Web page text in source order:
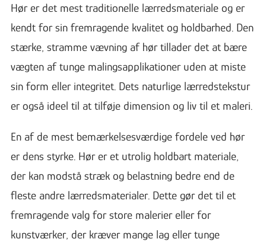
Hør er det mest traditionelle lærredsmateriale og er
kendt for sin fremragende kvalitet og holdbarhed. Den
stærke, stramme vævning af hør tillader det at bære
vægten af ​​tunge malingsapplikationer uden at miste
sin form eller integritet. Dets naturlige lærredstekstur
er også ideel til at tilføje dimension og liv til et maleri.
En af de mest bemærkelsesværdige fordele ved hør
er dens styrke. Hør er et utrolig holdbart materiale,
der kan modstå stræk og belastning bedre end de
fleste andre lærredsmaterialer. Dette gør det til et
fremragende valg for store malerier eller for
kunstværker, der kræver mange lag eller tunge